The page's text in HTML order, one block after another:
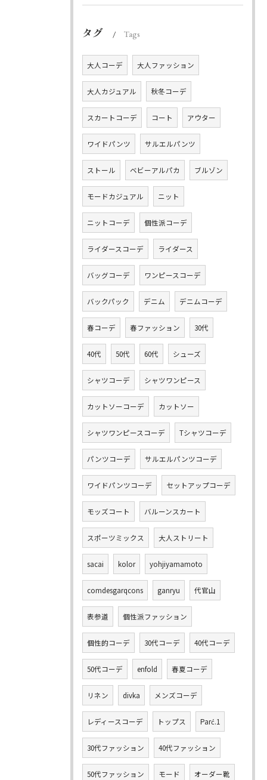
タグ Tags
大人コーデ 大人ファッション
大人カジュアル 秋冬コーデ
スカートコーデ コート アウター
ワイドパンツ サルエルパンツ
ストール ベビーアルパカ ブルゾン
モードカジュアル ニット
ニットコーデ 個性派コーデ
ライダースコーデ ライダース
バッグコーデ ワンピースコーデ
バックパック デニム デニムコーデ
春コーデ 春ファッション 30代
40代 50代 60代 シューズ
シャツコーデ シャツワンピース
カットソーコーデ カットソー
シャツワンピースコーデ Tシャツコーデ
パンツコーデ サルエルパンツコーデ
ワイドパンツコーデ セットアップコーデ
モッズコート バルーンスカート
スポーツミックス 大人ストリート
sacai kolor yohjiyamamoto
comdesgarqcons ganryu 代官山
表参道 個性派ファッション
個性的コーデ 30代コーデ 40代コーデ
50代コーデ enfold 春夏コーデ
リネン divka メンズコーデ
レディースコーデ トップス Parć.1
30代ファッション 40代ファッション
50代ファッション モード オーダー靴